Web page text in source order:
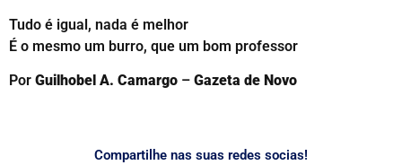
Tudo é igual, nada é melhor
É o mesmo um burro, que um bom professor
Por Guilhobel A. Camargo – Gazeta de Novo
Compartilhe nas suas redes socias!